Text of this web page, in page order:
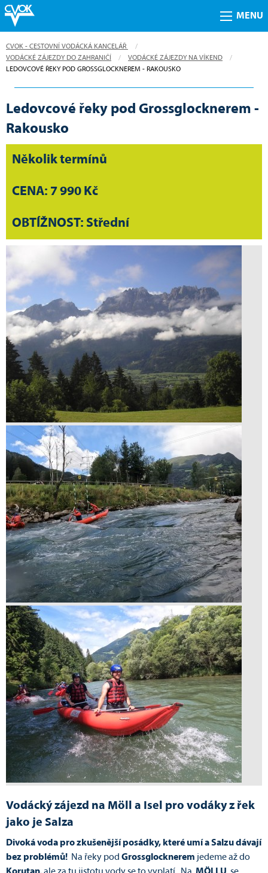
MENU
CVOK - CESTOVNÍ VODÁCKÁ KANCELÁŘ
VODÁCKÉ ZÁJEZDY DO ZAHRANIČÍ
VODÁCKÉ ZÁJEZDY NA VÍKEND
CURRENT:
LEDOVCOVÉ ŘEKY POD GROSSGLOCKNEREM - RAKOUSKO
Ledovcové řeky pod Grossglocknerem -
Rakousko
Několik termínů
CENA: 7 990 Kč
OBTÍŽNOST: Střední
Vodácký zájezd na Möll a Isel pro vodáky z řek
jako je Salza
Divoká voda prozkušenější posádky, které umí a Salzu dávají
bez problémů! Na řeky pod Grossglocknerem jedeme až do